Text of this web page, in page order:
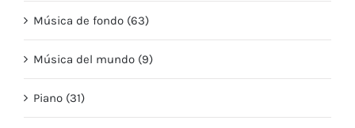
Música de fondo (63)
Música del mundo (9)
Piano (31)